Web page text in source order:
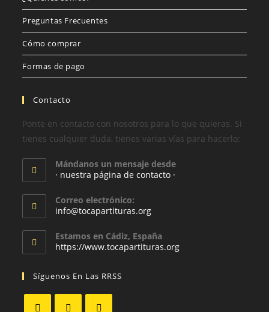
Preguntas Frecuentes
Cómo comprar
Formas de pago
Contacto
Ponte en contacto con nosotros para lo que quieras. Si
tienes cualquier duda, tienes varias vías para hacerlo:
Mándanos un mensaje desde
· nuestra página de contacto ·
Correo electrónico:
info@tocapartituras.org
Estamos en Cádiz, España
https://www.tocapartituras.org
Síguenos En Las RRSS